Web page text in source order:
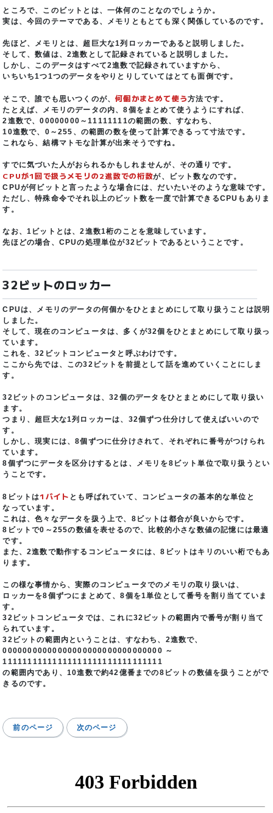
ところで、このビットとは、一体何のことなのでしょうか。
実は、今回のテーマである、メモリともとても深く関係しているのです。
先ほど、メモリとは、超巨大な1列ロッカーであると説明しました。
そして、数値は、2進数として記録されていると説明しました。
しかし、このデータはすべて2進数で記録されていますから、
いちいち1つ1つのデータをやりとりしていてはとても面倒です。
そこで、誰でも思いつくのが、何個かまとめて使う方法です。
たとえば、メモリのデータの内、8個をまとめて使うようにすれば、
2進数で、00000000～11111111の範囲の数、すなわち、
10進数で、0～255、の範囲の数を使って計算できるって寸法です。
これなら、結構マトモな計算が出来そうですね。
すでに気づいた人がおられるかもしれませんが、その通りです。
CPUが1回で扱うメモリの2進数での桁数が、ビット数なのです。
CPUが何ビットと言ったような場合には、だいたいそのような意味です。
ただし、特殊命令でそれ以上のビット数を一度で計算できるCPUもありま
す。
なお、1ビットとは、2進数1桁のことを意味しています。
先ほどの場合、CPUの処理単位が32ビットであるということです。
32ビットのロッカー
CPUは、メモリのデータの何個かをひとまとめにして取り扱うことは説明
しました。
そして、現在のコンピュータは、多くが32個をひとまとめにして取り扱っ
ています。
これを、32ビットコンピュータと呼ぶわけです。
ここから先では、この32ビットを前提として話を進めていくことにしま
す。
32ビットのコンピュータは、32個のデータをひとまとめにして取り扱い
ます。
つまり、超巨大な1列ロッカーは、32個ずつ仕分けして使えばいいので
す。
しかし、現実には、8個ずつに仕分けされて、それぞれに番号がつけられ
ています。
8個ずつにデータを区分けするとは、メモリを8ビット単位で取り扱うとい
うことです。
8ビットは1バイト とも呼ばれていて、コンピュータの基本的な単位と
なっています。
これは、色々なデータを扱う上で、8ビットは都合が良いからです。
8ビットで0～255の数値を表せるので、比較的小さな数値の記憶には最適
です。
また、2進数で動作するコンピュータには、8ビットはキリのいい桁でもあ
ります。
この様な事情から、実際のコンピュータでのメモリの取り扱いは、
ロッカーを8個ずつにまとめて、8個を1単位として番号を割り当てていま
す。
32ビットコンピュータでは、これに32ビットの範囲内で番号が割り当て
られています。
32ビットの範囲内ということは、すなわち、2進数で、
00000000000000000000000000000000 ～
11111111111111111111111111111111
の範囲内であり、10進数で約42億番までの8ビットの数値を扱うことがで
きるのです。
前のページ 次のページ